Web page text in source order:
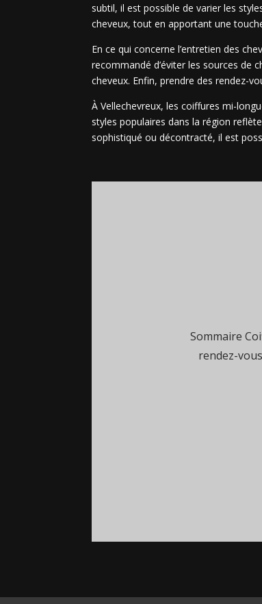
subtil, il est possible de varier les
cheveux, tout en apportant une
En ce qui concerne l’entretien des
recommandé d’éviter les sources de
cheveux. Enfin, prendre des rendez-
À Vellechevreux, les coiffures mi-
styles populaires dans la région
sophistiqué ou décontracté, il est
Sommaire
rendez-